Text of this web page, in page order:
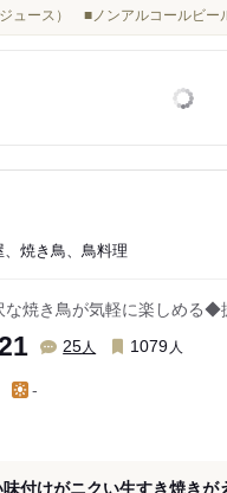
ュース） ■ノンアルコールビ
焼き鳥、鳥料理
な焼き鳥が気軽に楽しめる
25人 1079 人
-
付けがニクい生すき焼きが